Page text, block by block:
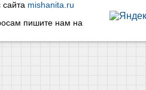
сайта mishanita.ru
пишите нам на